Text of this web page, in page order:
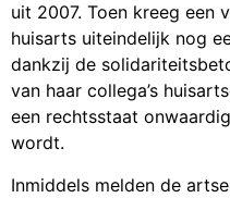
uit 2007. Toen kreeg een
huisarts uiteindelijk nog
dankzij de
van haar collega’s
een rechtsstaat
wordt.
Inmiddels melden de